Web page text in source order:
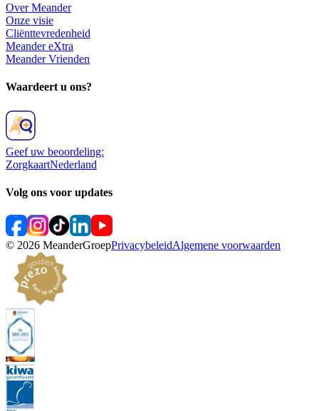
Over Meander
Onze visie
Cliënttevredenheid
Meander eXtra
Meander Vrienden
Waardeert u ons?
Geef uw beoordeling:
ZorgkaartNederland
Volg ons voor updates
© 2026 MeanderGroepPrivacybeleidAlgemene voorwaarden